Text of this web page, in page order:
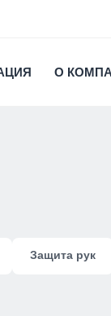
О
Защита рук